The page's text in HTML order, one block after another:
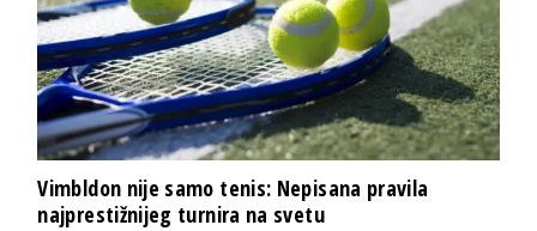
Vimbldon nije samo tenis: Nepisana pravila
najprestižnijeg turnira na svetu